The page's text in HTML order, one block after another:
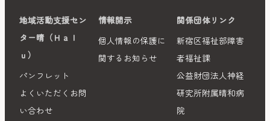
地域活動支援セン
ター晴（Ｈａｌ
ｕ）
パンフレット
よくいただくお問
い合わせ
情報開示
個人情報の保護に
関するお知らせ
関係団体リンク
新宿区福祉部障害
者福祉課
公益財団法人神経
研究所附属晴和病
院